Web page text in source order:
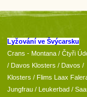
Lyžování ve Švýcarsku
Crans - Montana / Čtyři
/ Davos Klosters / Davos /
Klosters / Flims Laax
Jungfrau / Leukerbad /